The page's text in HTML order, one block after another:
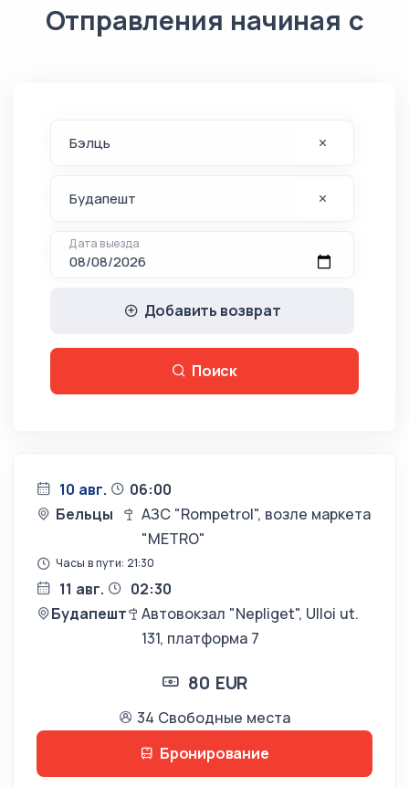
Отправления начиная с
Дата выезда
Добавить возврат
Поиск
10 авг.
06:00
Бельцы
АЗС "Rompetrol", возле маркета
"METRO"
Часы в пути: 21:30
11 авг.
02:30
Будапешт
Автовокзал "Nepliget", Ulloi ut.
131, платформа 7
80 EUR
34 Свободные места
Бронирование